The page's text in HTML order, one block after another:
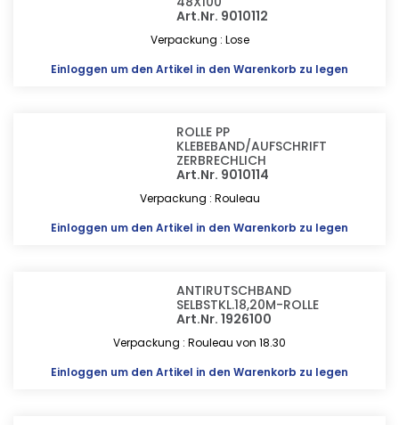
Art.Nr. 9010112
Verpackung : Lose
Einloggen um den Artikel in den Warenkorb zu legen
ROLLE PP
KLEBEBAND/AUFSCHRIFT
ZERBRECHLICH
Art.Nr. 9010114
Verpackung : Rouleau
Einloggen um den Artikel in den Warenkorb zu legen
ANTIRUTSCHBAND
SELBSTKL.18,20M-ROLLE
Art.Nr. 1926100
Verpackung : Rouleau von 18.30
Einloggen um den Artikel in den Warenkorb zu legen